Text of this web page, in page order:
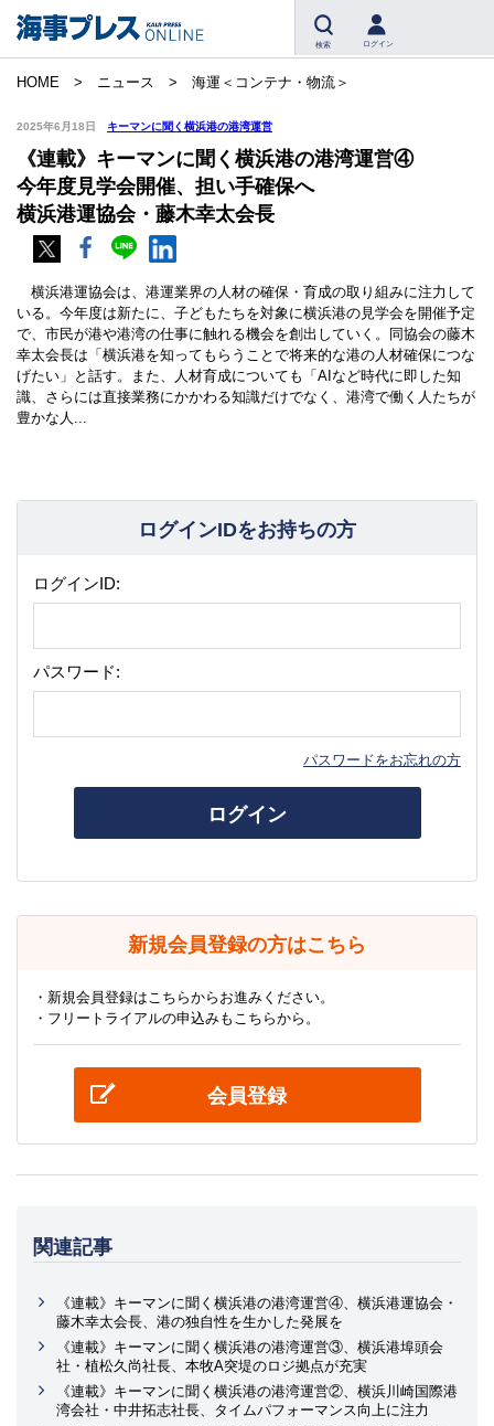
検索 ログイン
HOME ニュース 海運＜コンテナ・物流＞
2025年6月18日 キーマンに聞く横浜港の港湾運営
《連載》キーマンに聞く横浜港の港湾運営④
今年度見学会開催、担い手確保へ
横浜港運協会・藤木幸太会長
横浜港運協会は、港運業界の人材の確保・育成の取り組みに注力して
いる。今年度は新たに、子どもたちを対象に横浜港の見学会を開催予定
で、市民が港や港湾の仕事に触れる機会を創出していく。同協会の藤木
幸太会長は「横浜港を知ってもらうことで将来的な港の人材確保につな
げたい」と話す。また、人材育成についても「AIなど時代に即した知
識、さらには直接業務にかかわる知識だけでなく、港湾で働く人たちが
豊かな人...
ログインIDをお持ちの方
ログインID:
パスワード:
パスワードをお忘れの方
ログイン
新規会員登録の方はこちら
・新規会員登録はこちらからお進みください。
・フリートライアルの申込みもこちらから。
会員登録
関連記事
《連載》キーマンに聞く横浜港の港湾運営④、横浜港運協会・
藤木幸太会長、港の独自性を生かした発展を
《連載》キーマンに聞く横浜港の港湾運営③、横浜港埠頭会
社・植松久尚社長、本牧A突堤のロジ拠点が充実
《連載》キーマンに聞く横浜港の港湾運営②、横浜川崎国際港
湾会社・中井拓志社長、タイムパフォーマンス向上に注力